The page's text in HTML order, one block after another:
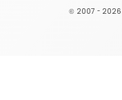
© 2007 - 2026